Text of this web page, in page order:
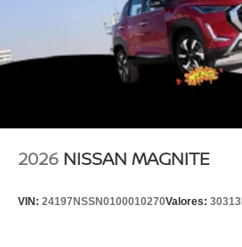
2026 NISSAN MAGNITE
VIN: 24197NSSN0100010270Valores: 30313